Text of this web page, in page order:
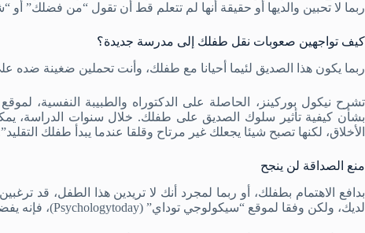
ربما لا تحبين والديها أو حقيقة أنها لم تتعلم قط أن تقول “من فضلك” أو
كيف تواجهين صعوبات نقل طفلك إلى مدرسة جديدة؟
ربما يكون هذا الصديق لئيما أحيانا مع طفلك، وأنت تحملين ضغينة ضده
بشأن كيفية تأثير سلوك الصديق على طفلك. خلال سنوات الدراسة،
الأخلاق، لكنها تصبح شيئا يجعلك غير مرتاح وقلقا عندما يبدأ طفلك
منع الصداقة لن ينجح
بدافع الاهتمام بطفلك، أو ربما لمجرد أنك لا تريدين هذا الطفل،
لديك، ولكن وفقا لموقع “سيكولوجي توداي” (Psychologytoday)، فإنه يفضل عدم القيام بذلك لأسباب أهمها: